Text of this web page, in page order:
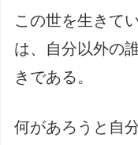
この世を生きて
は、自分以外の
きである。
何があろうと自